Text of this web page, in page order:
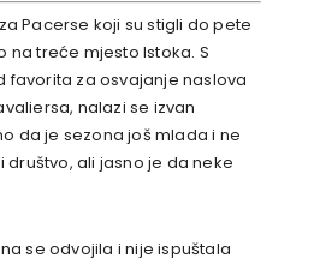
Pacerse koji su stigli do pete
na treće mjesto Istoka. S
favorita za osvajanje naslova
nalazi se izvan
da je sezona još mlada i ne
društvo, ali jasno je da neke
se odvojila i nije ispuštala